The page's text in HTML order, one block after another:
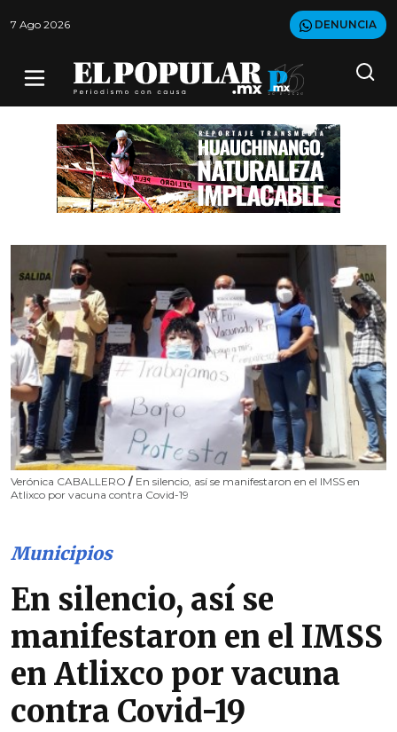
7 Ago 2026 DENUNCIA
Verónica CABALLERO / En silencio, así se manifestaron en el IMSS en
Atlixco por vacuna contra Covid-19
Municipios
En silencio, así se
manifestaron en el IMSS
en Atlixco por vacuna
contra Covid-19